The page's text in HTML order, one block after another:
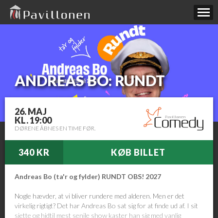
ANDREAS BO: RUNDT
26. MAJ
KL. 19:00
DØRENE ÅBNES EN TIME FØR.
340 KR KØB BILLET
Andreas Bo (ta'r og fylder) RUNDT OBS! 2027
Nogle hævder, at vi bliver rundere med alderen. Men er det
virkelig rigtigt? Det har Andreas Bo sat sig for at finde ud af. I sit
sjette og hidtil mest senile show kaster han sig med vanlig